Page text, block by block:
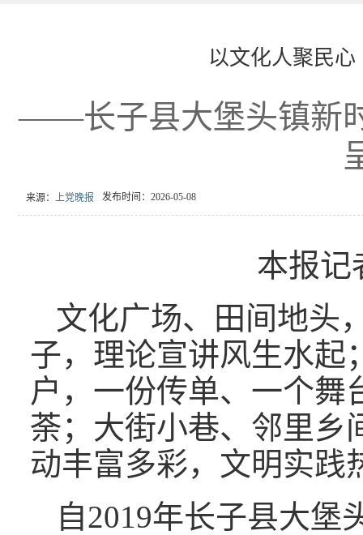
以文化人聚民
——长子县大堡头镇新
来源： 上党晚报 发布时间：2026-05-08
本报记
文化广场、田间地头
子，理论宣讲风生水起
户，一份传单、一个舞
荼；大街小巷、邻里乡
动丰富多彩，文明实
自2019年长子县大堡